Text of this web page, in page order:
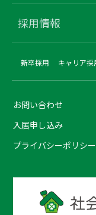
採用情報
新卒採用 キャリア採
お問い合わせ
入居申し込み
プライバシーポリシー